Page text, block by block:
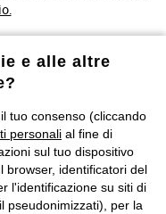
di recesso
riservati.
via Adua 33 - 13855
Reg. Imprese di
e alle altre
tuo consenso (cliccando
personali al fine di
sul tuo dispositivo
browser, identificatori del
l'identificazione su siti di
pseudonimizzati), per la